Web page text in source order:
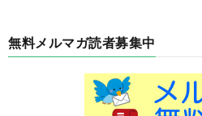
無料メルマガ読者募集中